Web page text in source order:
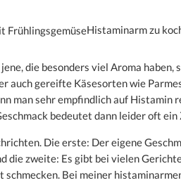
Histaminarm zu
die besonders viel Aroma haben,
auch gereifte Käsesorten wie
man sehr empfindlich auf Histamin
bedeutet dann leider oft
Die erste: Der eigene
die zweite: Es gibt bei vielen
schmecken. Bei meiner